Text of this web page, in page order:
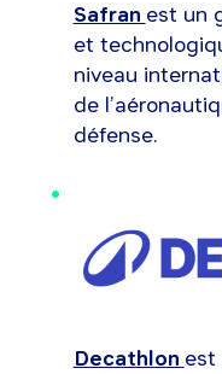
Safran est un
et
niveau
de
défense.
Decathlon est